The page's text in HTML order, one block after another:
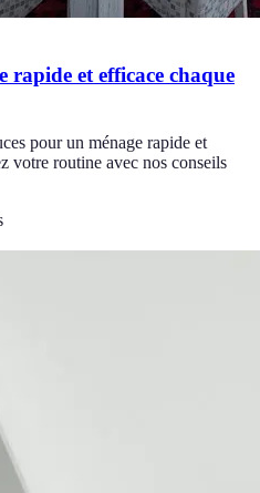
rapide et efficace chaque
pour un ménage rapide et
votre routine avec nos conseils